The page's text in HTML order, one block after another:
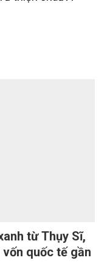
giao ông Shaun
thiện châu Á